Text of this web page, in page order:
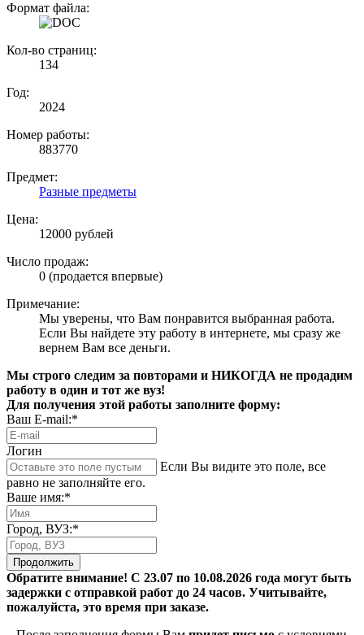
Формат файла:
Кол-во страниц:
134
Год:
2024
Номер работы:
883770
Предмет:
Разные предметы
Цена:
12000 рублей
Число продаж:
0 (продается впервые)
Примечание:
Мы уверены, что Вам понравится выбранная работа.
Если Вы найдете эту работу в интернете, мы сразу же
вернем Вам все деньги.
Мы строго следим за повторами и НИКОГДА не продадим
работу в один и тот же вуз!
Для получения этой работы заполните форму:
Ваш E-mail:*
Логин
Если Вы видите это поле, все
равно не заполняйте его.
Ваше имя:*
Город, ВУЗ:*
Продолжить
Обратите внимание! С 23.07 по 10.08.2026 года могут быть
задержки с отправкой работ до 24 часов. Учитывайте,
пожалуйста, это время при заказе.